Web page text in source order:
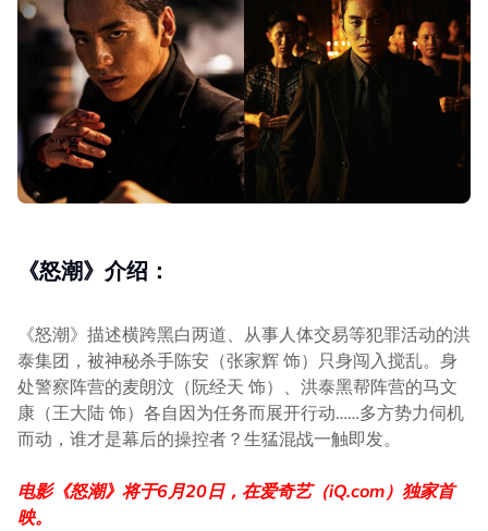
《怒潮》介绍：
《怒潮》描述横跨黑白两道、从事人体交易等犯罪活动的洪
泰集团，被神秘杀手陈安（张家辉 饰）只身闯入搅乱。身
处警察阵营的麦朗汶（阮经天 饰）、洪泰黑帮阵营的马文
康（王大陆 饰）各自因为任务而展开行动……多方势力伺机
而动，谁才是幕后的操控者？生猛混战一触即发。
电影《怒潮》将于6月20日，在爱奇艺（iQ.com）独家首
映。